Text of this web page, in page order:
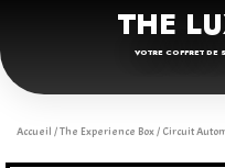
THE
VOTRE COFFRET
Accueil /The Experience Box/ Circuit